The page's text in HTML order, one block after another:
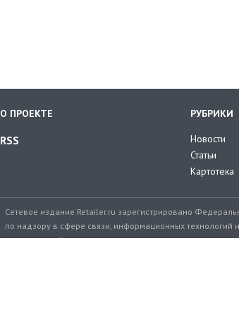
О ПРОЕКТЕ
RSS
РУБРИКИ
Новости
Статьи
Картотека
Сетевое издание Retailer.ru зарегистрировано
по надзору в сфере связи, информационных технологий
коммуникаций.